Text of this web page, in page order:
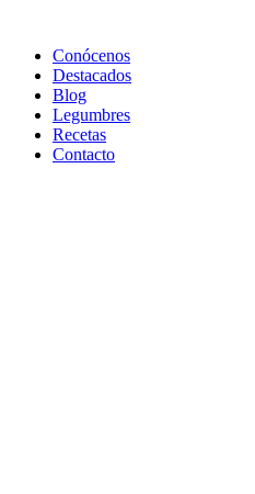
Conócenos
Destacados
Blog
Legumbres
Recetas
Contacto